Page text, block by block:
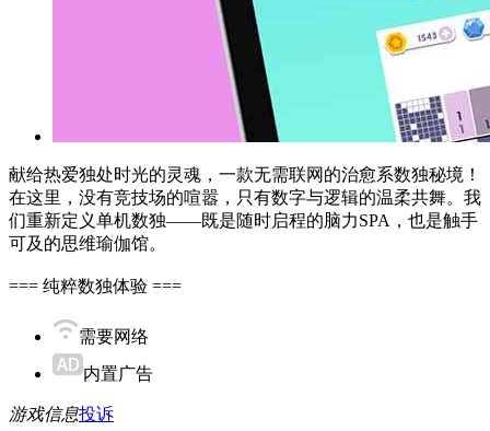
献给热爱独处时光的灵魂，一款无需联网的治愈系数独秘境！
在这里，没有竞技场的喧嚣，只有数字与逻辑的温柔共舞。我
们重新定义单机数独——既是随时启程的脑力SPA，也是触手
可及的思维瑜伽馆。
=== 纯粹数独体验 ===
需要网络
内置广告
游戏信息投诉